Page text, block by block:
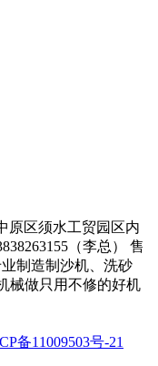
原区须水工贸园区内
（李总） 售
制造制沙机、洗砂
械做只用不修的好机
备11009503号-21